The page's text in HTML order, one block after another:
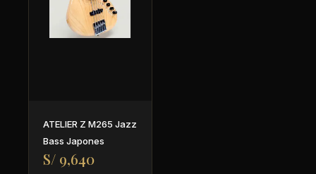
ATELIER Z M265 Jazz
Bass Japones
S/ 9,640